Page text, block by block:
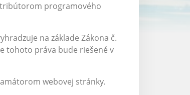
programového
na základe Zákona č.
tohoto práva bude riešené v
webovej stránky.